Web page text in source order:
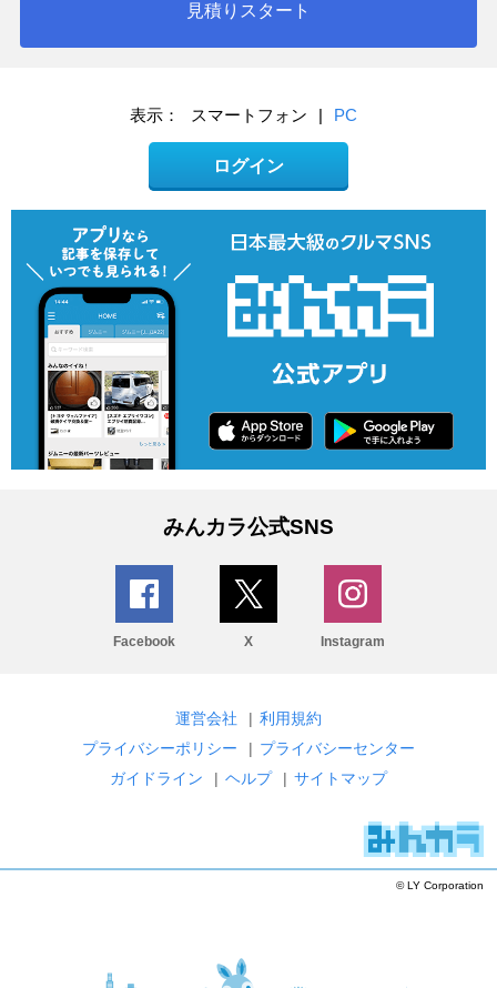
見積りスタート
表示： スマートフォン | PC
ログイン
みんカラ公式SNS
Facebook X Instagram
運営会社 | 利用規約
プライバシーポリシー
| プライバシーセンター
ガイドライン
| ヘルプ | サイトマップ
© LY Corporation